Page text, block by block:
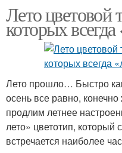
Лето
которых всегда
Лето прошло… Быстро
осень все равно,
продлим летнее
лето» цветотип,
встречается наиболее